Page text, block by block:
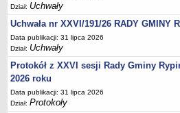
Dział: Uchwały
Uchwała nr XXVI/191/26 RADY GMINY
Data publikacji: 31 lipca 2026
Dział: Uchwały
Protokół z XXVI sesji Rady Gminy
2026 roku
Data publikacji: 31 lipca 2026
Dział:Protokoły